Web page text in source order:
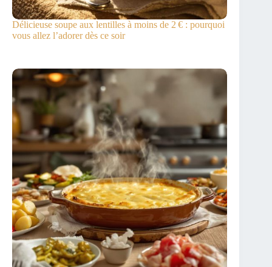
Délicieuse soupe aux lentilles à moins de 2 € : pourquoi
vous allez l’adorer dès ce soir